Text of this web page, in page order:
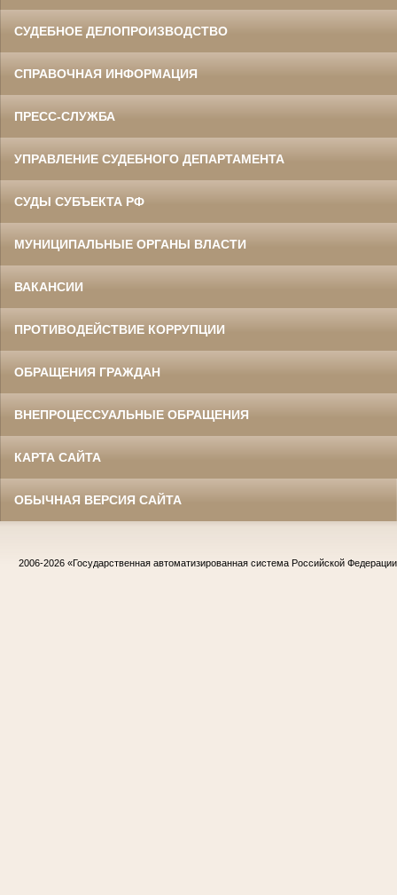
СУДЕБНОЕ ДЕЛОПРОИЗВОДСТВО
СПРАВОЧНАЯ ИНФОРМАЦИЯ
ПРЕСС-СЛУЖБА
УПРАВЛЕНИЕ СУДЕБНОГО ДЕПАРТАМЕНТА
СУДЫ СУБЪЕКТА РФ
МУНИЦИПАЛЬНЫЕ ОРГАНЫ ВЛАСТИ
ВАКАНСИИ
ПРОТИВОДЕЙСТВИЕ КОРРУПЦИИ
ОБРАЩЕНИЯ ГРАЖДАН
ВНЕПРОЦЕССУАЛЬНЫЕ ОБРАЩЕНИЯ
КАРТА САЙТА
ОБЫЧНАЯ ВЕРСИЯ САЙТА
2006-2026 «Государственная автоматизированная система Российской